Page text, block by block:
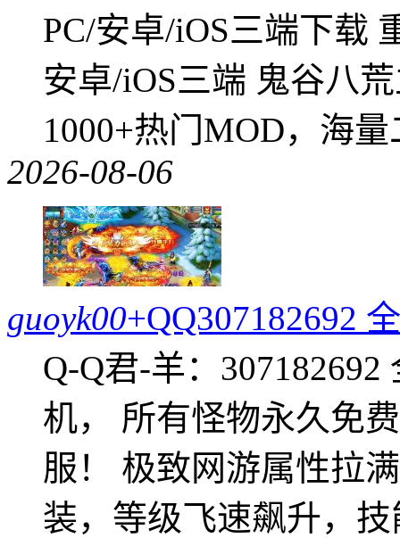
PC/安卓/iOS三端下载
安卓/iOS三端 鬼谷八
1000+热门MOD，海
2026-08-06
guoyk00+QQ307182692
Q-Q君-羊：
机， 所有怪物永久免
服！ 极致网游属性拉
装，等级飞速飙升，